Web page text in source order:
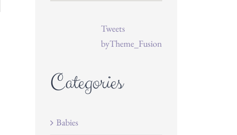
Tweets
byTheme_Fusion
Categories
Babies